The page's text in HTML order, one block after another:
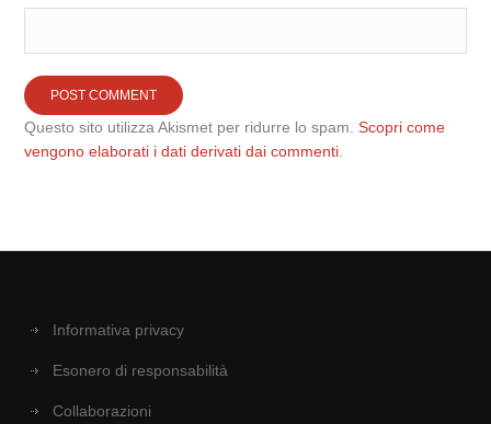
Questo sito utilizza Akismet per ridurre lo spam.Scopri come
vengono elaborati i dati derivati dai commenti
Informativa privacy
Esonero di responsabilità
Collaborazioni